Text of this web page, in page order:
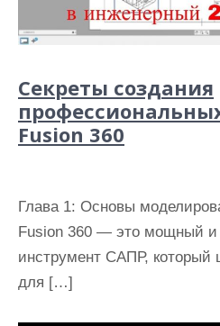
Секреты создания
Fusion 360
Глава 1: Основы
Fusion 360 — это мощный и
инструмент САПР, который
для […]